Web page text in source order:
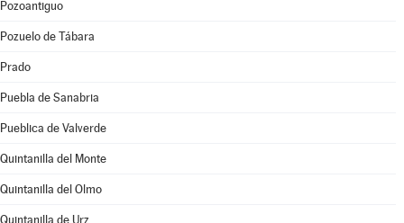
Pozoantiguo
Pozuelo de Tábara
Prado
Puebla de Sanabria
Pueblica de Valverde
Quintanilla del Monte
Quintanilla del Olmo
Quintanilla de Urz